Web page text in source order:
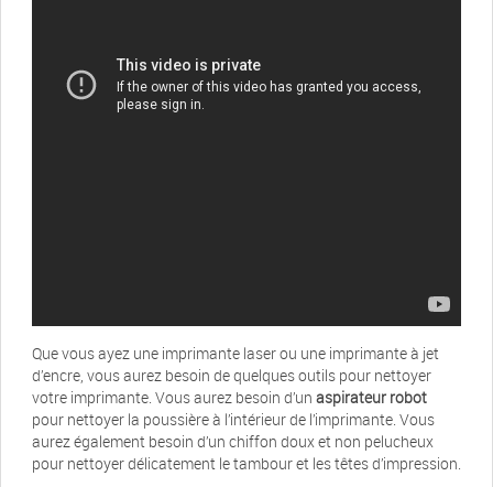
Que vous ayez une imprimante laser ou une imprimante à jet
d’encre, vous aurez besoin de quelques outils pour nettoyer
votre imprimante. Vous aurez besoin d’un aspirateur robot
pour nettoyer la poussière à l’intérieur de l’imprimante. Vous
aurez également besoin d’un chiffon doux et non pelucheux
pour nettoyer délicatement le tambour et les têtes d’impression.